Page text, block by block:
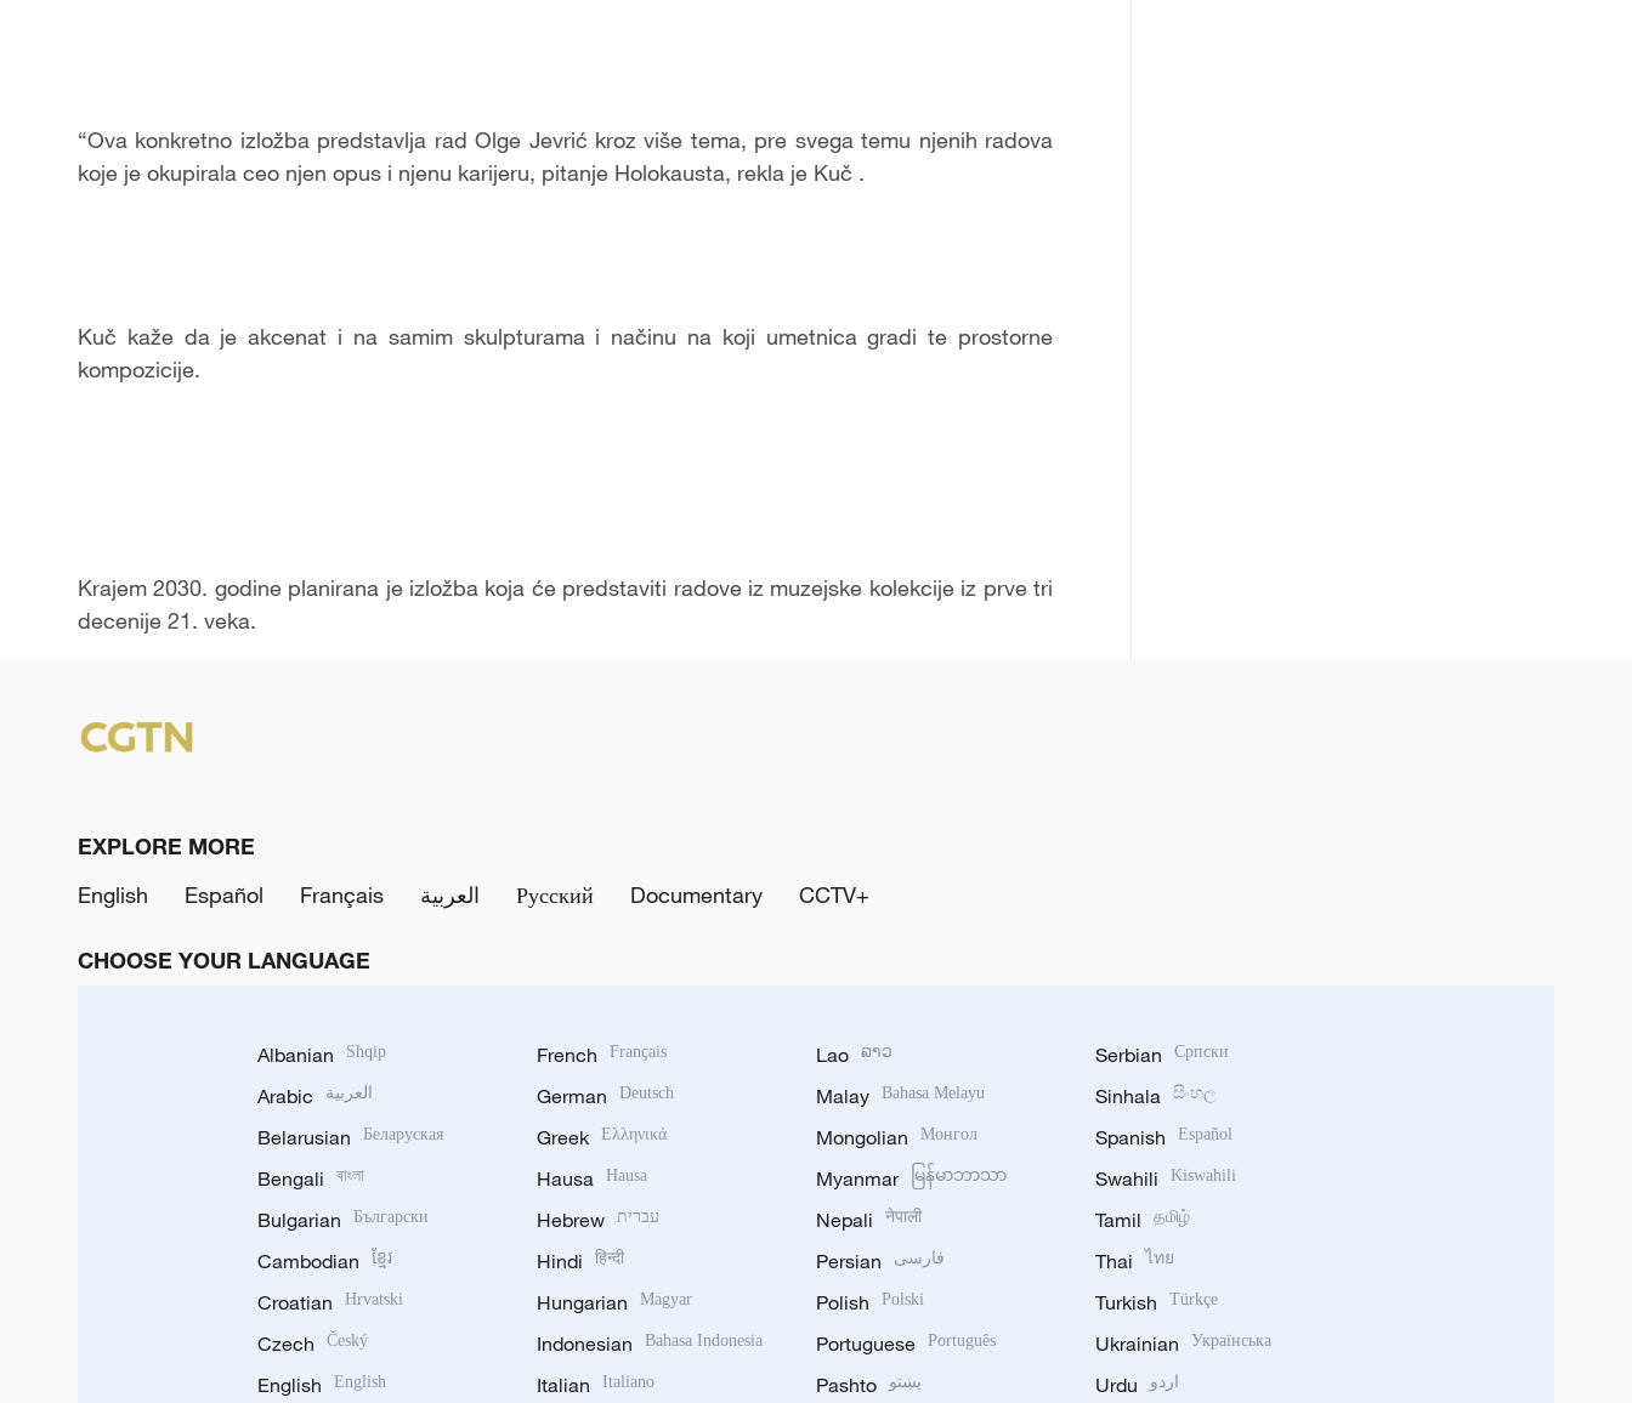
“Ova konkretno izložba predstavlja rad Olge Jevrić kroz više tema, pre svega temu njenih radova
koje je okupirala ceo njen opus i njenu karijeru, pitanje Holokausta, rekla je Kuč .
Kuč kaže da je akcenat i na samim skulpturama i načinu na koji umetnica gradi te prostorne
kompozicije.
Krajem 2030. godine planirana je izložba koja će predstaviti radove iz muzejske kolekcije iz prve tri
decenije 21. veka.
EXPLORE MORE
English
Español Français العربية Русский Documentary CCTV+
CHOOSE YOUR LANGUAGE
Albanian Shqip
Arabic العربية
Belarusian Беларуская
Bengali বাংলা
Bulgarian Български
Cambodian ខ្មែរ
Croatian Hrvatski
Czech Český
English English
French Français
German Deutsch
Greek Ελληνικά
Hausa Hausa
Hebrew עברית
Hindi हिन्दी
Hungarian Magyar
Indonesian Bahasa Indonesia
Italian Italiano
Lao ລາວ
Malay Bahasa Melayu
Mongolian Монгол
Myanmar မြန်မာဘာသာ
Nepali नेपाली
Persian فارسی
Polish Polski
Portuguese Português
Pashto پښتو
Serbian Српски
Sinhala සිංහල
Spanish Español
Swahili Kiswahili
Tamil தமிழ்
Thai ไทย
Turkish Türkçe
Ukrainian Українська
Urdu اردو